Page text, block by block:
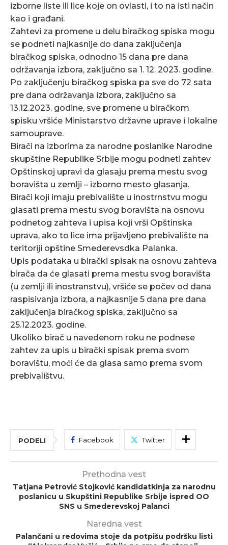
izborne liste ili lice koje on ovlasti, i to na isti način
kao i građani.
Zahtevi za promene u delu biračkog spiska mogu
se podneti najkasnije do dana zaključenja
biračkog spiska, odnodno 15 dana pre dana
održavanja izbora, zaključno sa 1. 12. 2023. godine.
Po zaključenju biračkog spiska pa sve do 72 sata
pre dana održavanja izbora, zaključno sa
13.12.2023. godine, sve promene u biračkom
spisku vršiće Ministarstvo državne uprave i lokalne
samouprave.
Birači na izborima za narodne poslanike Narodne
skupštine Republike Srbije mogu podneti zahtev
Opštinskoj upravi da glasaju prema mestu svog
boravišta u zemlji – izborno mesto glasanja.
Birači koji imaju prebivalište u inostrnstvu mogu
glasati prema mestu svog boravišta na osnovu
podnetog zahteva i upisa koji vrši Opštinska
uprava, ako to lice ima prijavljeno prebivalište na
teritoriji opštine Smederevsdka Palanka.
Upis podataka u birački spisak na osnovu zahteva
birača da će glasati prema mestu svog boravišta
(u zemlji ili inostranstvu), vršiće se počev od dana
raspisivanja izbora, a najkasnije 5 dana pre dana
zaključenja biračkog spiska, zaključno sa
25.12.2023. godine.
Ukoliko birač u navedenom roku ne podnese
zahtev za upis u birački spisak prema svom
boravištu, moći će da glasa samo prema svom
prebivalištvu.
PODELI Facebook Twitter
Prethodna vest
Tatjana Petrović Stojković kandidatkinja za narodnu
poslanicu u Skupštini Republike Srbije ispred OO
SNS u Smederevskoj Palanci
Naredna vest
Palančani u redovima stoje da potpišu podršku listi